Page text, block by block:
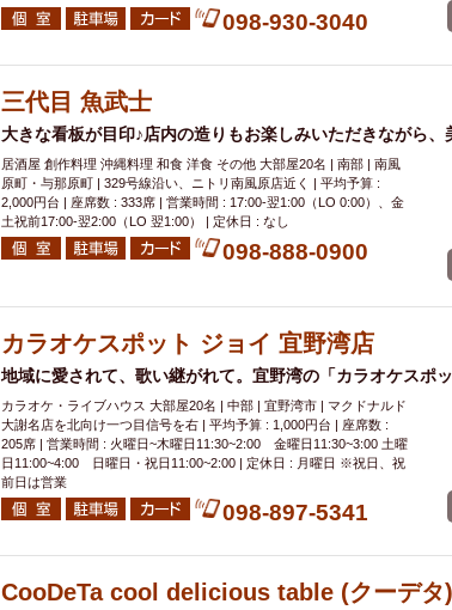
098-930-3040
三代目 魚武士
大きな看板が目印♪店内の造りもお楽しみいただきながら
居酒屋 創作料理 沖縄料理 和食 洋食 その他 大部屋20名 | 南部 | 南風
原町・与那原町 | 329号線沿い、ニトリ南風原店近く | 平均予算 :
2,000円台 | 座席数 : 333席 | 営業時間 : 17:00-翌1:00（LO 0:00）、金
土祝前17:00-翌2:00（LO 翌1:00） | 定休日 : なし
098-888-0900
カラオケスポット ジョイ 宜野湾店
地域に愛されて、歌い継がれて。宜野湾の「カラオケスポッ
カラオケ・ライブハウス 大部屋20名 | 中部 | 宜野湾市 | マクドナルド
大謝名店を北向け一つ目信号を右 | 平均予算 : 1,000円台 | 座席数 :
205席 | 営業時間 : 火曜日~木曜日11:30~2:00 金曜日11:30~3:00 土曜
日11:00~4:00 日曜日・祝日11:00~2:00 | 定休日 : 月曜日 ※祝日、祝
前日は営業
098-897-5341
CooDeTa cool delicious table (クーデタ)